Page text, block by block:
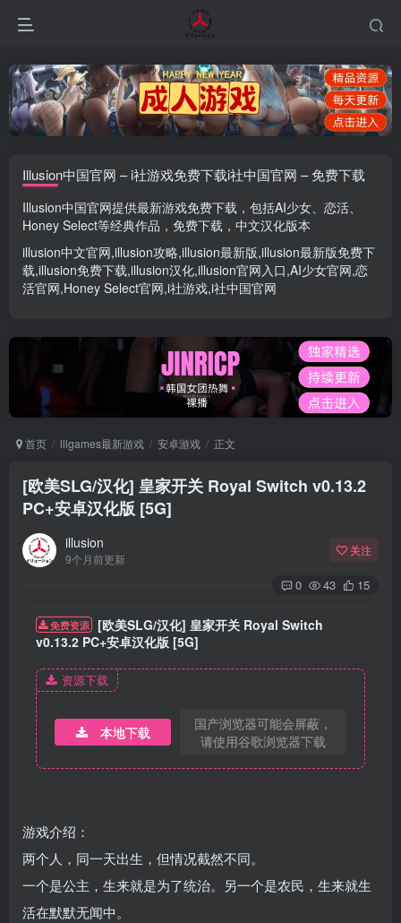
Illusion中国官网 – i社游戏免费下载i社中国官网 – 免费下载
Illusion中国官网提供最新游戏免费下载，包括AI少女、 恋活、
Honey Select等经典作品，免费下载，中文汉化版本
illusion中文官网,illusion攻略,illusion最新版,illusion最新版免费下
载,illusion免费下载,illusion汉化,illusion官网入口,AI少女官网,恋
活官网,Honey Select官网,i社游戏,i社中国官网
首页 illgames最新游戏 安卓游戏 正文
[欧美SLG/汉化] 皇家开关 Royal Switch v0.13.2
PC+安卓汉化版 [5G]
illusion
9个月前更新
关注
0 43 15
免费资源
[欧美SLG/汉化] 皇家开关 Royal Switch
v0.13.2 PC+安卓汉化版 [5G]
资源下载
本地下载
国产浏览器可能会屏蔽，
请使用谷歌浏览器下载
游戏介绍：
两个人，同一天出生，但情况截然不同。
一个是公主，生来就是为了统治。另一个是农民，生来就生
活在默默无闻中。